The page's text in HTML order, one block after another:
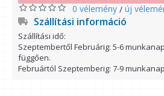
0 vélemény / új
Szállítási információ
Szállítási idő:
Szeptembertől Februárig: 5-6
függően.
Februártól Szeptemberig: 7-9 munkanap